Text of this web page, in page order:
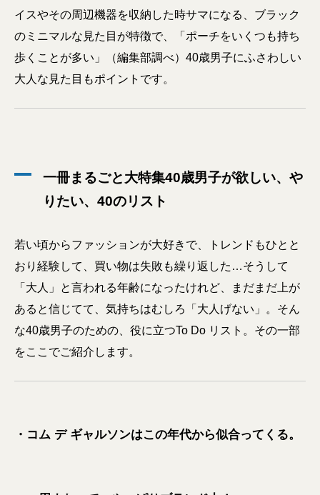
イスやその周辺機器を収納した時サマになる、ブラック
のミニマルな見た目が特徴で、「ポーチをいくつも持ち
歩くことが多い」（編集部調べ）40歳男子にふさわしい
大人な見た目もポイントです。
一冊まるごと大特集40歳男子が欲しい、や
りたい、40のリスト
若い頃からファッションが大好きで、トレンドもひとと
おり経験して、買い物は失敗も繰り返した…そうして
「大人」と言われる年齢になったけれど、まだまだ上が
あると信じてて、気持ちはむしろ「大人げない」。そん
な40歳男子のための、役に立つTo Do リスト。その一部
をここでご紹介します。
・コム デ ギャルソンはこの年代から似合ってくる。